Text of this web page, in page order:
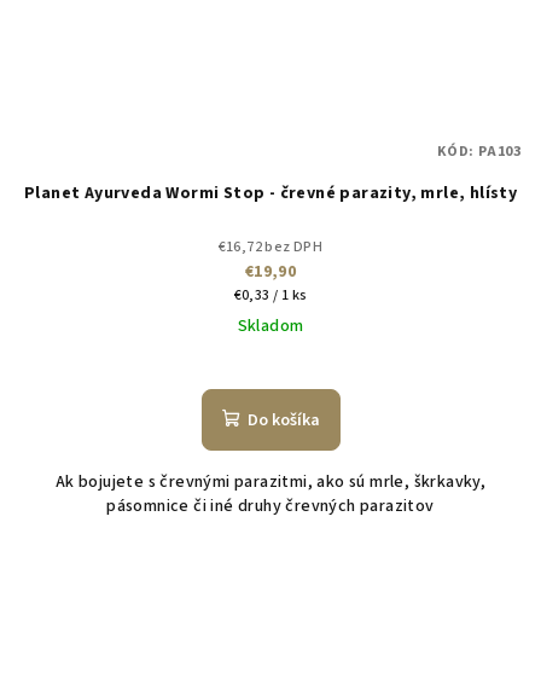
Planet Ayurveda Wormi Stop - črevné parazity, mrle, hlísty
€16,72 bez DPH
€19,90
Jednotková
cena:
€0,33 / 1 ks
Skladom
Do košíka
Ak bojujete s črevnými parazitmi, ako sú mrle, škrkavky,
pásomnice či iné druhy črevných parazitov
KÓD: PA103